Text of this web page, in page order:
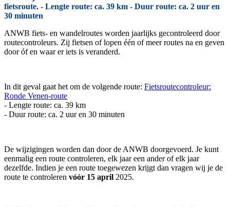
fietsroute. - Lengte route: ca. 39 km - Duur route: ca. 2 uur en
30 minuten
ANWB fiets- en wandelroutes worden jaarlijks gecontroleerd door
routecontroleurs. Zij fietsen of lopen één of meer routes na en geven
door óf en waar er iets is veranderd.
In dit geval gaat het om de volgende route: Fietsroutecontroleur:
Ronde Venen-route
- Lengte route: ca. 39 km
- Duur route: ca. 2 uur en 30 minuten
De wijzigingen worden dan door de ANWB doorgevoerd. Je kunt
eenmalig een route controleren, elk jaar een ander of elk jaar
dezelfde. Indien je een route toegewezen krijgt dan vragen wij je de
route te controleren vóór 15 april 2025.